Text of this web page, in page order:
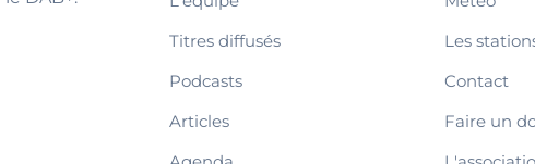
Titres diffusés
Podcasts
Articles
Les
Contact
Faire un